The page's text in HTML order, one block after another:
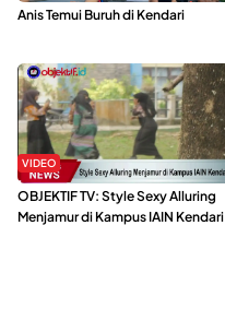
Anis Temui Buruh di Kendari
VIDEO
OBJEKTIF TV: Style Sexy Alluring
Menjamur di Kampus IAIN Kendari